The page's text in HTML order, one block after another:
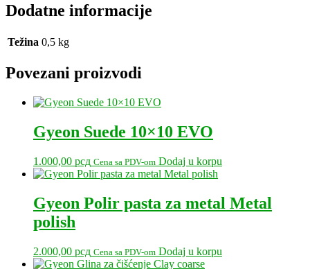
Dodatne informacije
Težina 0,5 kg
Povezani proizvodi
Gyeon Suede 10×10 EVO
1.000,00 рсд Cena sa PDV-om Dodaj u korpu
Gyeon Polir pasta za metal Metal
polish
2.000,00 рсд Cena sa PDV-om Dodaj u korpu